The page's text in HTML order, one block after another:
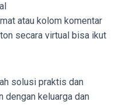
atau kolom komentar
secara virtual bisa ikut
solusi praktis dan
dengan keluarga dan